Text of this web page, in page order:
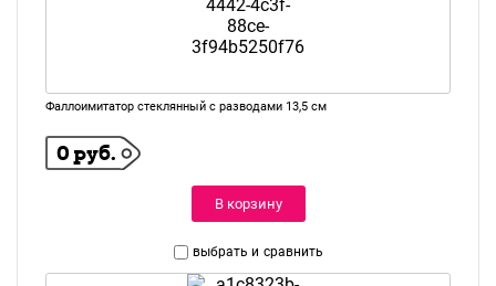
Фаллоимитатор стеклянный с разводами 13,5 см
0 руб.
В корзину
выбрать и сравнить